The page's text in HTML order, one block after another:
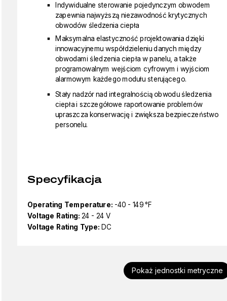
Indywidualne sterowanie pojedynczym obwodem
zapewnia najwyższą niezawodność krytycznych
obwodów śledzenia ciepła
Maksymalna elastyczność projektowania dzięki
innowacyjnemu współdzieleniu danych między
obwodami śledzenia ciepła w panelu, a także
programowalnym wejściom cyfrowym i wyjściom
alarmowym każdego modułu sterującego.
Stały nadzór nad integralnością obwodu śledzenia
ciepła i szczegółowe raportowanie problemów
upraszcza konserwację i zwiększa bezpieczeństwo
personelu.
Specyfikacja
Operating Temperature: -40 - 149 °F
Voltage Rating: 24 - 24 V
Voltage Rating Type: DC
Pokaż jednostki metryczne